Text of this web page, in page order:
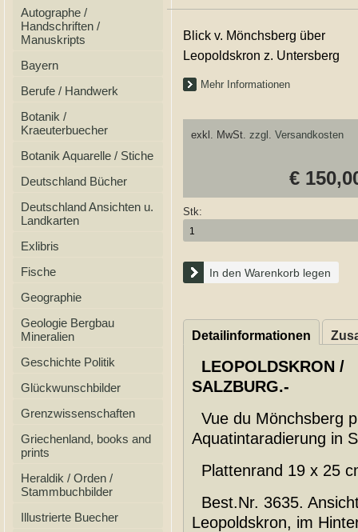
Autographe /
Handschriften /
Manuskripts
Bayern
Berufe / Handwerk
Botanik /
Kraeuterbuecher
Botanik Aquarelle / Stiche
Deutschland Bücher
Deutschland Ansichten u.
Landkarten
Exlibris
Fische
Geographie
Geologie Bergbau
Mineralien
Geschichte Politik
Glückwunschbilder
Grenzwissenschaften
Griechenland, books and
prints
Heraldik / Orden /
Stammbuchbilder
Illustrierte Buecher
Blick v. Mönchsberg über
Leopoldskron z. Untersberg
Mehr Informationen
exkl. MwSt. zzgl. Versandkosten
€
Stk:
In den Warenkorb legen
Detailinformationen
LEOPOLDSKRON /
SALZBURG.-
Vue du Mönchsberg
Aquatintaradierung in
Plattenrand 19 x 25
Best.Nr. 3635.
Leopoldskron, im